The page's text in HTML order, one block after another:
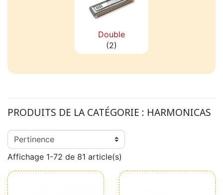
Double
(2)
PRODUITS DE LA CATÉGORIE : HARMONICAS
Affichage 1-72 de 81 article(s)